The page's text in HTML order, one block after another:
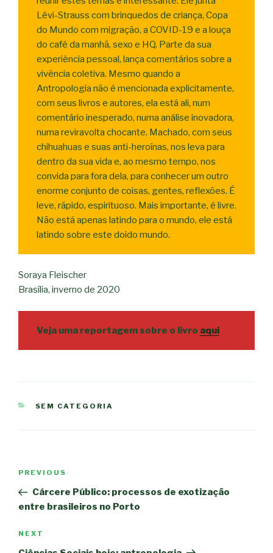
Lévi-Strauss com brinquedos de criança, Copa
do Mundo com migração, a COVID-19 e a louça
do café da manhã, sexo e HQ. Parte da sua
experiência pessoal, lança comentários sobre a
vivência coletiva. Mesmo quando a
Antropologia não é mencionada explicitamente,
com seus livros e autores, ela está ali, num
comentário inesperado, numa análise inovadora,
numa reviravolta chocante. Machado, com seus
chihuahuas e suas anti-heroínas, nos leva para
dentro da sua vida e, ao mesmo tempo, nos
convida para fora dela, para conhecer um outro
enorme conjunto de coisas, gentes, reflexões. É
leve, rápido, espirituoso. Mais importante, é livre.
Não está apenas latindo para o mundo, ele está
latindo sobre este doido mundo.
Soraya Fleischer
Brasília, inverno de 2020
Veja uma reportagem sobre o livro aqui
CATEGORIES
SEM CATEGORIA
Post
Previous
Post
PREVIOUS
Cárcere Público: processos de exotização
entre brasileiros no Porto
Next
Post
NEXT